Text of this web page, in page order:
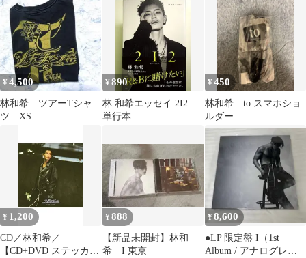
¥4,500
林和希 ツアーTシャ
ツ XS
¥890
林 和希エッセイ 2I2
単行本
¥450
林和希 to スマホショ
ルダー
¥ 1,200
CD／林和希／
【CD+DVD ステッカー
¥888
【新品未開封】林和
希 I 東京
¥8,600
●LP 限定盤 I（1st
Album / アナログレコ